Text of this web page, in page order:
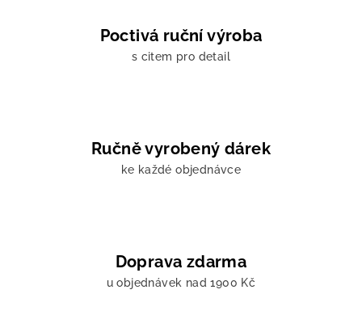
Poctivá ruční výroba
s citem pro detail
Ručně vyrobený dárek
ke každé objednávce
Doprava zdarma
u objednávek nad 1900 Kč